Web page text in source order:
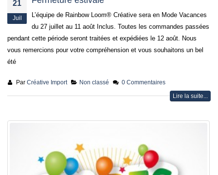
21
Juil
L’équipe de Rainbow Loom® Créative sera en Mode Vacances
du 27 juillet au 11 août Inclus. Toutes les commandes passées
pendant cette période seront traitées et expédiées le 12 août. Nous
vous remercions pour votre compréhension et vous souhaitons un bel
été
Par Créative Import Non classé 0 Commentaires
Lire la suite...